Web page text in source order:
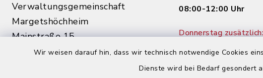
Wir weisen darauf hin, dass wir technisch notwendige Cookies
Dienste wird bei Bedarf gesondert
Verwaltungsgemeinschaft
Margetshöchheim
Mainstraße 15
97276 Margetshöchheim
08:00-12:00 Uhr
Donnerstag zusätzlich:
14:00-18:00 Uhr